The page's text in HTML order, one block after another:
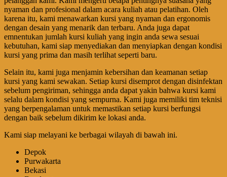
nyaman dan profesional dalam acara kuliah atau pelatihan. Oleh
karena itu, kami menawarkan kursi yang nyaman dan ergonomis
dengan desain yang menarik dan terbaru. Anda juga dapat
emnentukan jumlah kursi kuliah yang ingin anda sewa sesuai
kebutuhan, kami siap menyediakan dan menyiapkan dengan kondisi
kursi yang prima dan masih terlihat seperti baru.
Selain itu, kami juga menjamin kebersihan dan keamanan setiap
kursi yang kami sewakan. Setiap kursi disemprot dengan disinfektan
sebelum pengiriman, sehingga anda dapat yakin bahwa kursi kami
selalu dalam kondisi yang sempurna. Kami juga memiliki tim teknisi
yang berpengalaman untuk memastikan setiap kursi berfungsi
dengan baik sebelum dikirim ke lokasi anda.
Kami siap melayani ke berbagai wilayah di bawah ini.
Depok
Purwakarta
Bekasi